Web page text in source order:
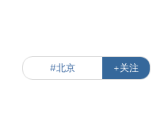
#北京 +关注